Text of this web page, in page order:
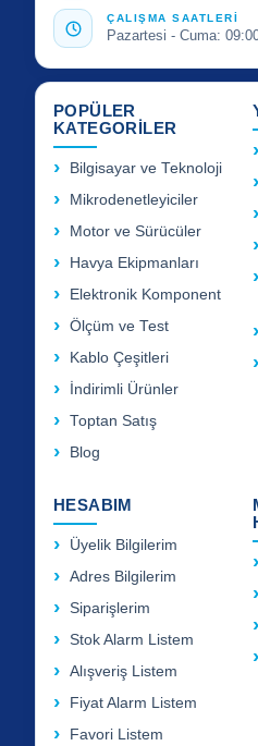
ÇALIŞMA SAATLERİ
Pazartesi - Cuma:
POPÜLER
KATEGORİLER
Bilgisayar ve Teknoloji
Mikrodenetleyiciler
Motor ve Sürücüler
Havya Ekipmanları
Elektronik Komponent
Ölçüm ve Test
Kablo Çeşitleri
İndirimli Ürünler
Toptan Satış
Blog
HESABIM
Üyelik Bilgilerim
Adres Bilgilerim
Siparişlerim
Stok Alarm Listem
Alışveriş Listem
Fiyat Alarm Listem
Favori Listem